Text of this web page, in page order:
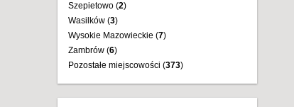
Szepietowo (2)
Wasilków (3)
Wysokie Mazowieckie (7)
Zambrów (6)
Pozostałe miejscowości (373)